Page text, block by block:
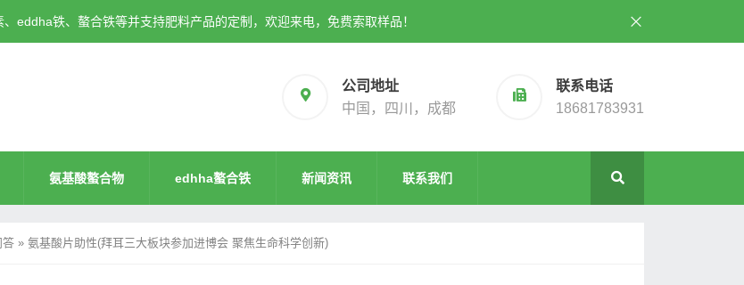
eddha铁、螯合铁等并支持肥料产品的定制，欢迎来电，免费索取样品！
公司地址
中国，四川，成都
联系电话
18681783931
氨基酸螯合物 edhha螯合铁 新闻资讯 联系我们
答 » 氨基酸片助性(拜耳三大板块参加进博会 聚焦生命科学创新)